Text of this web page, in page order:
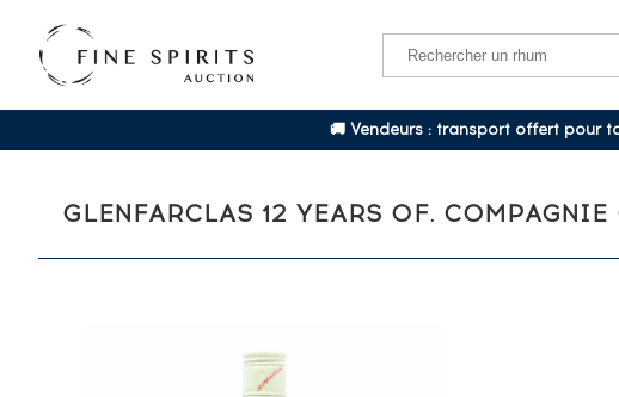
🚚 Vendeurs : transport offert pour
GLENFARCLAS 12 YEARS OF.